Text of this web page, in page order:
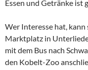
Essen und Getränke ist
Wer Interesse hat, kann
Marktplatz in
mit dem Bus nach
den Kobelt-Zoo